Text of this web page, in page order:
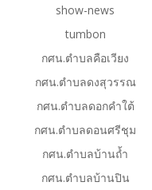
show-news
tumbon
กศน.ตำบลคือเวียง
กศน.ตำบลดงสุวรรณ
กศน.ตำบลดอกคำใต้
กศน.ตำบลดอนศรีชุม
กศน.ตำบลบ้านถ้ำ
กศน.ตำบลบ้านปิน